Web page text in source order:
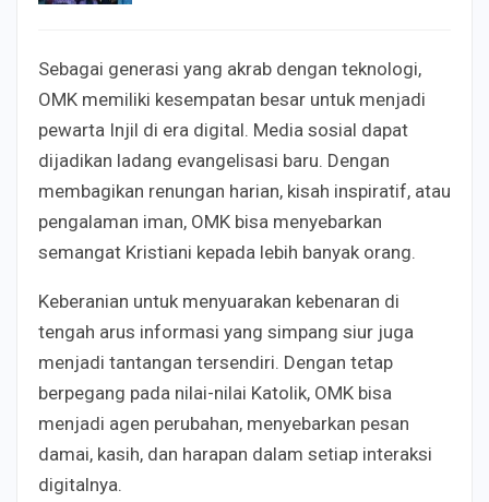
Sebagai generasi yang akrab dengan teknologi,
OMK memiliki kesempatan besar untuk menjadi
pewarta Injil di era digital. Media sosial dapat
dijadikan ladang evangelisasi baru. Dengan
membagikan renungan harian, kisah inspiratif, atau
pengalaman iman, OMK bisa menyebarkan
semangat Kristiani kepada lebih banyak orang.
Keberanian untuk menyuarakan kebenaran di
tengah arus informasi yang simpang siur juga
menjadi tantangan tersendiri. Dengan tetap
berpegang pada nilai-nilai Katolik, OMK bisa
menjadi agen perubahan, menyebarkan pesan
damai, kasih, dan harapan dalam setiap interaksi
digitalnya.